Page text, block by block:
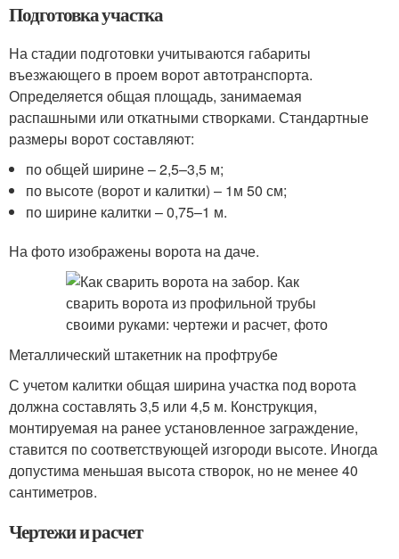
Подготовка участка
На стадии подготовки учитываются габариты
въезжающего в проем ворот автотранспорта.
Определяется общая площадь, занимаемая
распашными или откатными створками. Стандартные
размеры ворот составляют:
по общей ширине – 2,5–3,5 м;
по высоте (ворот и калитки) – 1м 50 см;
по ширине калитки – 0,75–1 м.
На фото изображены ворота на даче.
Металлический штакетник на профтрубе
С учетом калитки общая ширина участка под ворота
должна составлять 3,5 или 4,5 м. Конструкция,
монтируемая на ранее установленное заграждение,
ставится по соответствующей изгороди высоте. Иногда
допустима меньшая высота створок, но не менее 40
сантиметров.
Чертежи и расчет